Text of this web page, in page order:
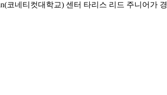
네티컷대학교) 센터 타리스 리드 주니어가